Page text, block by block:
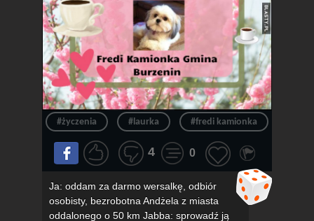
#życzenia #laurka #fredi kamionka
4 0
Ja: oddam za darmo wersalkę, odbiór
osobisty, bezrobotna Andżela z miasta
oddalonego o 50 km Jabba: sprowadź ją